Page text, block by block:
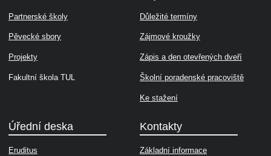
Partnerské školy
Pěvecké sbory
Projekty
Fakultní škola TUL
Důležité termíny
Zájmové kroužky
Zápis a den otevřených dveří
Školní poradenské pracoviště
Ke stažení
Úřední deska
Eruditus
Kontakty
Základní informace